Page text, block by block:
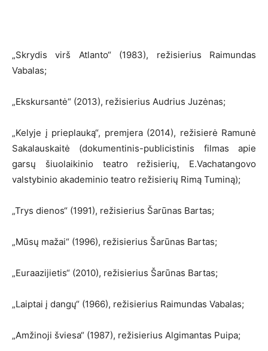
„Skrydis virš Atlanto“ (1983), režisierius Raimundas
Vabalas;
„Ekskursantė“ (2013), režisierius Audrius Juzėnas;
„Kelyje į prieplauką“, premjera (2014), režisierė Ramunė
Sakalauskaitė (dokumentinis-publicistinis filmas apie
garsų šiuolaikinio teatro režisierių, E.Vachatangovo
valstybinio akademinio teatro režisierių Rimą Tuminą);
„Trys dienos“ (1991), režisierius Šarūnas Bartas;
„Mūsų mažai“ (1996), režisierius Šarūnas Bartas;
„Euraazijietis“ (2010), režisierius Šarūnas Bartas;
„Laiptai į dangų“ (1966), režisierius Raimundas Vabalas;
„Amžinoji šviesa“ (1987), režisierius Algimantas Puipa;